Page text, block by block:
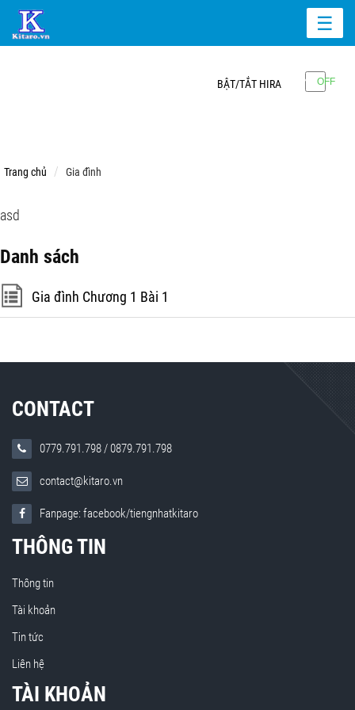
☰
BẬT/TẮT HIRA
Trang chủ Gia đình
asd
Danh sách
Gia đình Chương 1 Bài 1
CONTACT
0779.791.798/0879.791.798
contact@kitaro.vn
Fanpage: facebook/tiengnhatkitaro
THÔNG TIN
Thông tin
Tài khoản
Tin tức
Liên hệ
TÀI KHOẢN